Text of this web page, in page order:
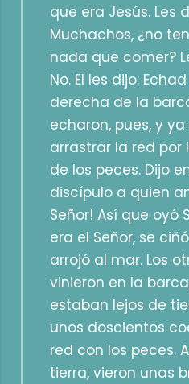
que era Jesús. Les
Muchachos, ¿no
nada que comer?
No. El les dijo:
derecha de la
echaron, pues, y
arrastrar la red
de los peces. Dijo
discípulo a quien
Señor! Así que oyó
era el Señor, se
arrojó al mar. Los
vinieron en la
estaban lejos de
unos doscientos
red con los peces.
tierra, vieron unas